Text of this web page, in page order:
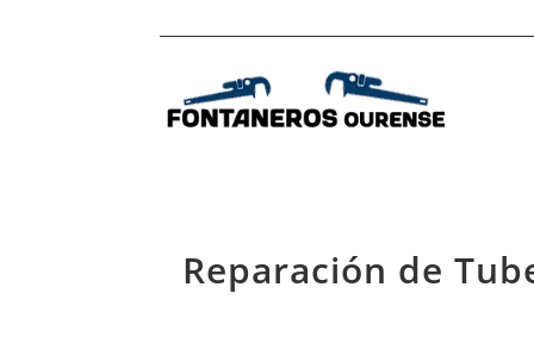
Reparación de